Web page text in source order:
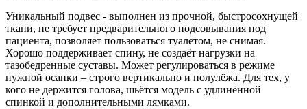
Уникальный подвес - выполнен из прочной, быстросохнущей
ткани, не требует предварительного подсовывания под
пациента, позволяет пользоваться туалетом, не снимая.
Хорошо поддерживает спину, не создаёт нагрузки на
тазобедренные суставы. Может регулироваться в режиме
нужной осанки – строго вертикально и полулёжа. Для тех, у
кого не держится голова, шьётся модель с удлинённой
спинкой и дополнительными лямками.